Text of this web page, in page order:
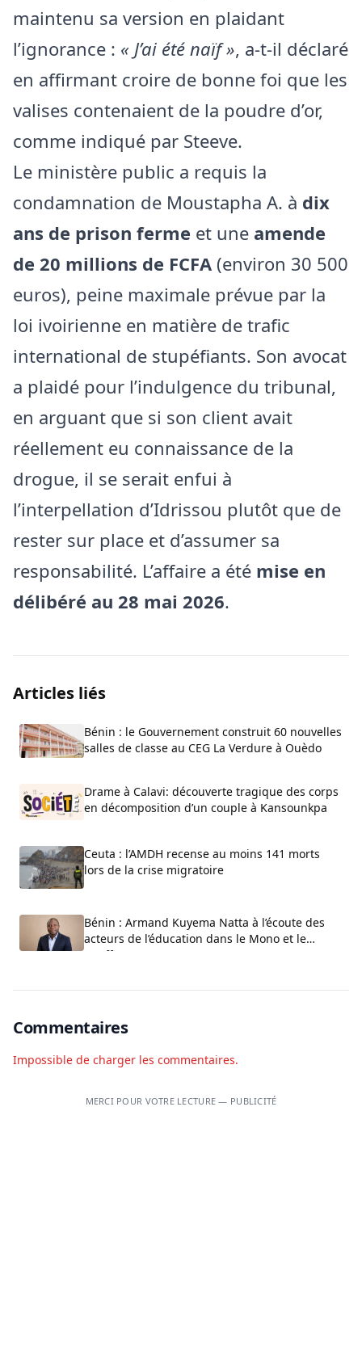
maintenu sa version en plaidant
l’ignorance : « J’ai été naïf », a-t-il déclaré
en affirmant croire de bonne foi que les
valises contenaient de la poudre d’or,
comme indiqué par Steeve.
Le ministère public a requis la
condamnation de Moustapha A. à dix
ans de prison ferme et une amende
de 20 millions de FCFA (environ 30 500
euros), peine maximale prévue par la
loi ivoirienne en matière de trafic
international de stupéfiants. Son avocat
a plaidé pour l’indulgence du tribunal,
en arguant que si son client avait
réellement eu connaissance de la
drogue, il se serait enfui à
l’interpellation d’Idrissou plutôt que de
rester sur place et d’assumer sa
responsabilité. L’affaire a été mise en
délibéré au 28 mai 2026.
Articles liés
Bénin : le Gouvernement construit 60 nouvelles
salles de classe au CEG La Verdure à Ouèdo
Drame à Calavi: découverte tragique des corps
en décomposition d’un couple à Kansounkpa
Ceuta : l’AMDH recense au moins 141 morts
lors de la crise migratoire
Bénin : Armand Kuyema Natta à l’écoute des
acteurs de l’éducation dans le Mono et le
Couffo
Commentaires
Impossible de charger les commentaires.
MERCI POUR VOTRE LECTURE — PUBLICITÉ